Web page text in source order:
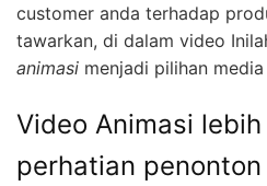
customer anda terhadap
tawarkan, di dalam video
animasi menjadi pilihan
Video Animasi
perhatian penonton